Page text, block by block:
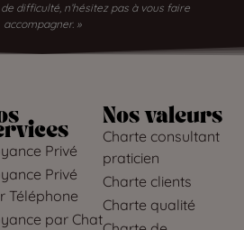
difficulté, n’hésitez pas à vous faire
accompagner. »
Privé
Privé
Téléphone
par Chat
Nos valeurs
Charte consultant
praticien
Charte clients
Charte qualité